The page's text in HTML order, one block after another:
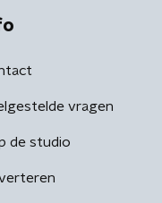
vragen
de studio